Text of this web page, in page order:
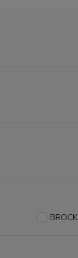
BROCK